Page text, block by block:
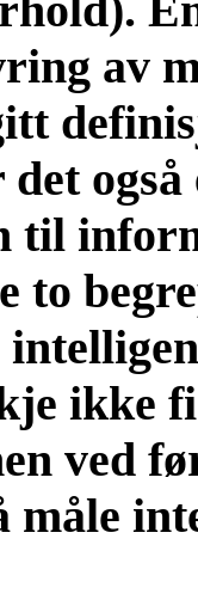
av
det
til
to
ikke
ved